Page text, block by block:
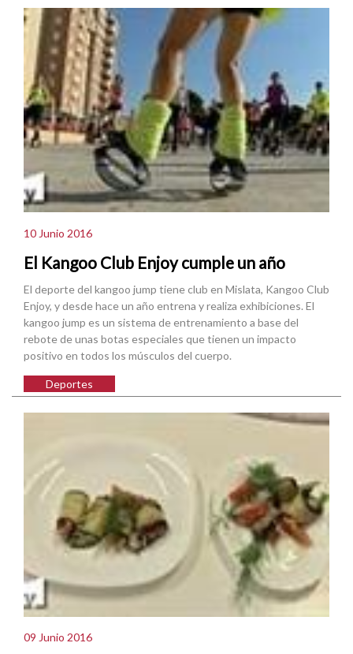
10 Junio 2016
El Kangoo Club Enjoy cumple un año
El deporte del kangoo jump tiene club en Mislata, Kangoo Club
Enjoy, y desde hace un año entrena y realiza exhibiciones. El
kangoo jump es un sistema de entrenamiento a base del
rebote de unas botas especiales que tienen un impacto
positivo en todos los músculos del cuerpo.
Deportes
09 Junio 2016